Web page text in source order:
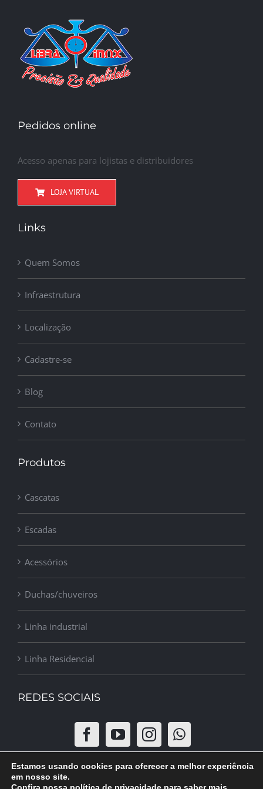
Pedidos online
Acesso apenas para lojistas e distribuidores
LOJA VIRTUAL
Links
Quem Somos
Infraestrutura
Localização
Cadastre-se
Blog
Contato
Produtos
Cascatas
Escadas
Acessórios
Duchas/chuveiros
Linha industrial
Linha Residencial
REDES SOCIAIS
Estamos usando cookies para oferecer a melhor experiência
em nosso site.